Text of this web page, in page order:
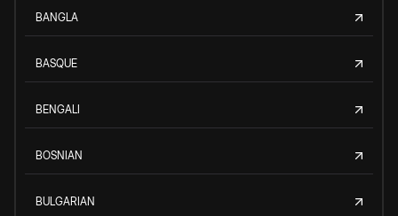
BANGLA
BASQUE
BENGALI
BOSNIAN
BULGARIAN